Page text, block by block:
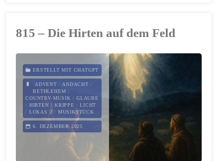
Welt"
815 – Die Hirten auf dem Feld
ERSTELLT MIT CHATGPT
ADVENT / ANDACHT /
BETHLEHEM /
COUNTRY-MUSIK / GLAUBE
/ HIRTEN / KRIPPE /LICHT
/ LUKAS 2 / MUSIKSTÜCK
6. DEZEMBER 2025